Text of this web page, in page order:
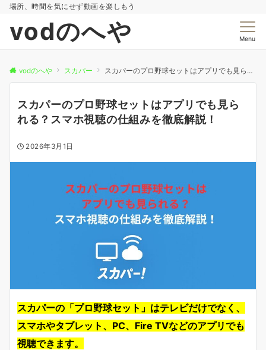
場所、時間を気にせず動画を楽しもう
vodのへや Menu
vodのへや スカパー スカパーのプロ野球セットはアプリでも見られる？スマホ視聴の仕組みを徹底解説！
スカパーのプロ野球セットはアプリでも見ら
れる？スマホ視聴の仕組みを徹底解説！
2026年3月1日
スカパーの「プロ野球セット」はテレビだけでなく、
スマホやタブレット、PC、Fire TVなどのアプリでも
視聴できます。